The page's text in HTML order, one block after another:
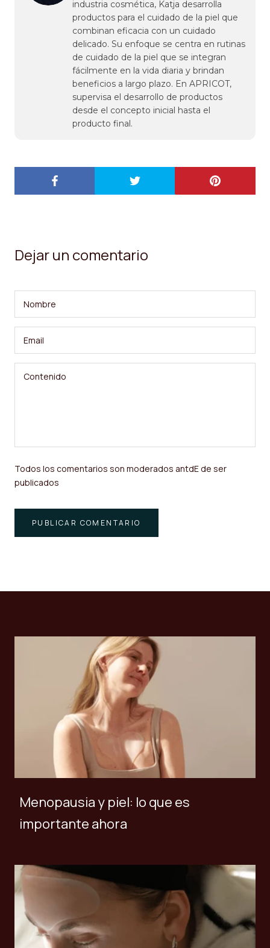
industria cosmética, Katja desarrolla
productos para el cuidado de la piel que
combinan eficacia con un cuidado
delicado. Su enfoque se centra en rutinas
de cuidado de la piel que se integran
fácilmente en la vida diaria y brindan
beneficios a largo plazo. En APRICOT,
supervisa el desarrollo de productos
desde el concepto inicial hasta el
producto final.
Dejar un comentario
Todos los comentarios son moderados antdE de ser
publicados
PUBLICAR COMENTARIO
Menopausia y piel: lo que es
importante ahora